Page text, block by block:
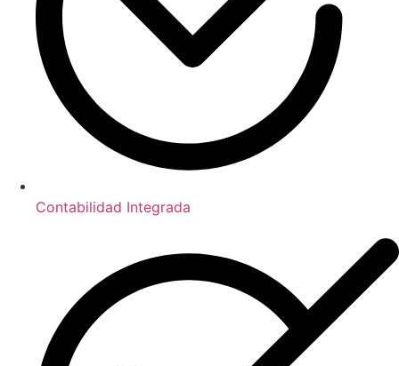
Contabilidad Integrada